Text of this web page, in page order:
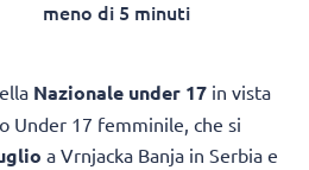
meno di 5 minuti
Nazionale under 17 in vista
Under 17 femminile, che si
a Vrnjacka Banja in Serbia e